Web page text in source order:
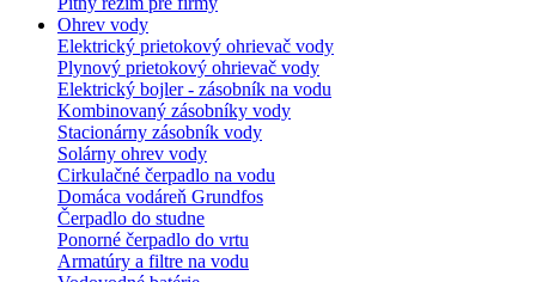
Ohrev vody
Elektrický prietokový ohrievač vody
Plynový prietokový ohrievač vody
Elektrický bojler - zásobník na vodu
Kombinovaný zásobníky vody
Stacionárny zásobník vody
Solárny ohrev vody
Cirkulačné čerpadlo na vodu
Domáca vodáreň Grundfos
Čerpadlo do studne
Ponorné čerpadlo do vrtu
Armatúry a filtre na vodu